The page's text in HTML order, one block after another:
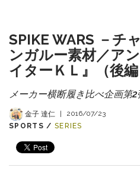
SPIKE WARS －チ
ンガルー素材／ア
イターＫＬ』（後編
メーカー横断履き比べ企画第2
金子 達仁 |
2016/07/23
SPORTS / SERIES